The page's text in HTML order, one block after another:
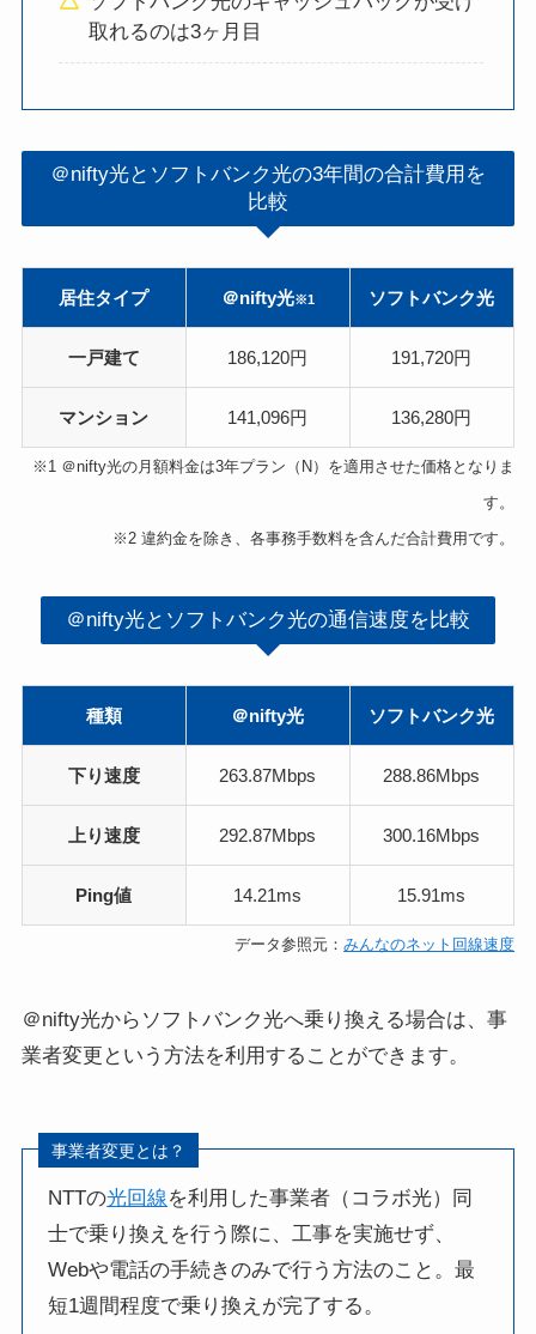
取れるのは3ヶ月目
＠nifty光とソフトバンク光の3年間の合計費用を
比較
居住タイプ ＠nifty光※1 ソフトバンク光
一戸建て 186,120円 191,720円
マンション 141,096円 136,280円
※1 ＠nifty光の月額料金は3年プラン（N）を適用させた価格となりま
す。
※2 違約金を除き、各事務手数料を含んだ合計費用です。
＠nifty光とソフトバンク光の通信速度を比較
種類 ＠nifty光 ソフトバンク光
下り速度 263.87Mbps 288.86Mbps
上り速度 292.87Mbps 300.16Mbps
Ping値 14.21ms 15.91ms
データ参照元：みんなのネット回線速度
＠nifty光からソフトバンク光へ乗り換える場合は、事
業者変更という方法を利用することができます。
事業者変更とは？
NTTの光回線を利用した事業者（コラボ光）同
士で乗り換えを行う際に、工事を実施せず、
Webや電話の手続きのみで行う方法のこと。最
短1週間程度で乗り換えが完了する。